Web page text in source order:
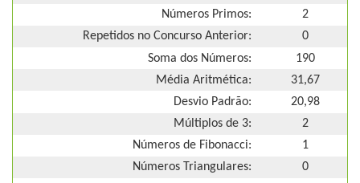
Números Primos:
2
Repetidos no Concurso Anterior:
0
Soma dos Números:
190
Média Aritmética:
31,67
Desvio Padrão:
20,98
Múltiplos de 3:
2
Números de Fibonacci:
1
Números Triangulares:
0